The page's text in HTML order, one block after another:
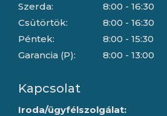
Szerda:
Csütörtök:
Péntek:
Garancia (P):
8:00 - 16:30
8:00 - 16:30
8:00 - 15:30
8:00 - 13:00
Kapcsolat
Iroda/ügyfélszolgálat: